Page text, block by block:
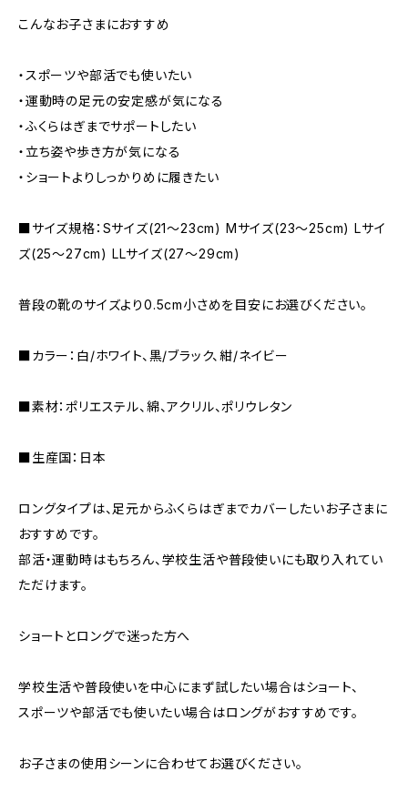
こんなお子さまにおすすめ
・スポーツや部活でも使いたい
・運動時の足元の安定感が気になる
・ふくらはぎまでサポートしたい
・立ち姿や歩き方が気になる
・ショートよりしっかりめに履きたい
■サイズ規格：Sサイズ(21～23cm) Mサイズ(23～25cm) Lサイ
ズ(25～27cm) LLサイズ(27～29cm)
普段の靴のサイズより0.5cm小さめを目安にお選びください。
■カラー：白/ホワイト、黒/ブラック、紺/ネイビー
■素材：ポリエステル、綿、アクリル、ポリウレタン
■生産国：日本
ロングタイプは、足元からふくらはぎまでカバーしたいお子さまに
おすすめです。
部活・運動時はもちろん、学校生活や普段使いにも取り入れてい
ただけます。
ショートとロングで迷った方へ
学校生活や普段使いを中心にまず試したい場合はショート、
スポーツや部活でも使いたい場合はロングがおすすめです。
お子さまの使用シーンに合わせてお選びください。